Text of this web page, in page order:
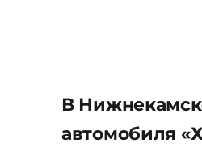
В
автомобиля